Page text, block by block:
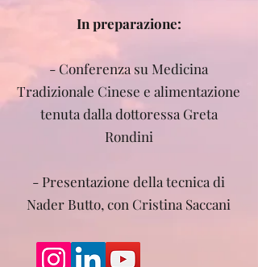
In preparazione:​
- Conferenza su Medicina
Tradizionale Cinese e alimentazione
tenuta dalla dottoressa Greta
Rondini
- Presentazione della tecnica di
Nader Butto, con Cristina Saccani